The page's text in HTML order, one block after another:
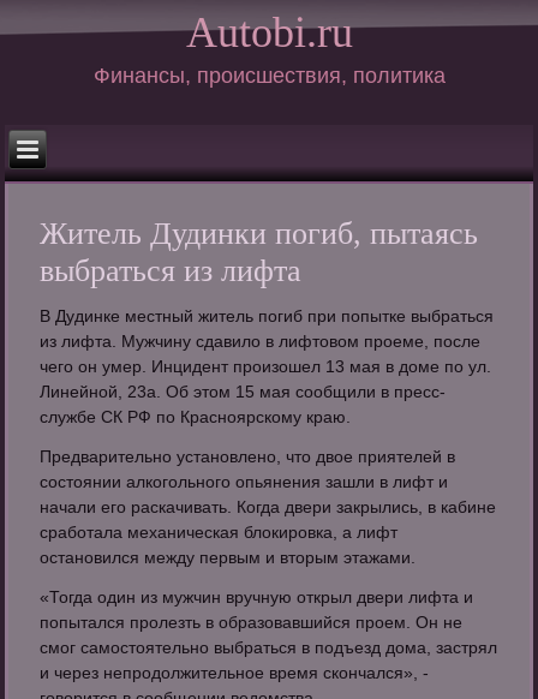
Autobi.ru
Финансы, происшествия, политика
Житель Дудинки погиб, пытаясь
выбраться из лифта
В Дудинке местный житель погиб при попытке выбраться
из лифта. Мужчину сдавило в лифтовом проеме, после
чего он умер. Инцидент произошел 13 мая в доме по ул.
Линейной, 23а. Об этом 15 мая сообщили в пресс-
службе СК РФ по Красноярскому краю.
Предварительно установлено, что двое приятелей в
состоянии алкогольного опьянения зашли в лифт и
начали его раскачивать. Когда двери закрылись, в кабине
сработала механическая блокировка, а лифт
остановился между первым и вторым этажами.
«Тогда один из мужчин вручную открыл двери лифта и
попытался пролезть в образовавшийся проем. Он не
смог самостоятельно выбраться в подъезд дома, застрял
и через непродолжительное время скончался», -